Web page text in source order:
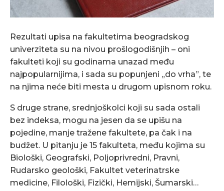
Rezultati upisa na fakultetima beogradskog
univerziteta su na nivou prošlogodišnjih – oni
fakulteti koji su godinama unazad među
najpopularnijima, i sada su popunjeni „do vrha”, te
na njima neće biti mesta u drugom upisnom roku.
S druge strane, srednjoškolci koji su sada ostali
bez indeksa, mogu na jesen da se upišu na
pojedine, manje tražene fakultete, pa čak i na
budžet. U pitanju je 15 fakulteta, među kojima su
Biološki, Geografski, Poljoprivredni, Pravni,
Rudarsko geološki, Fakultet veterinatrske
medicine, Filološki, Fizički, Hemijski, Šumarski…